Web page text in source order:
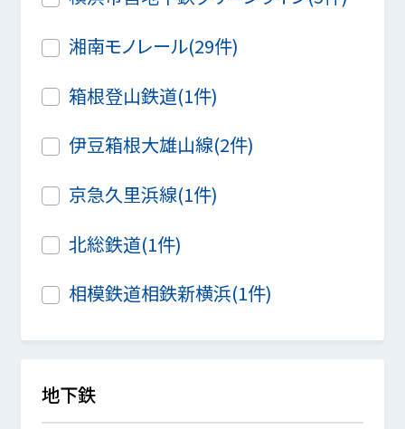
湘南モノレール(29件)
箱根登山鉄道(1件)
伊豆箱根大雄山線(2件)
京急久里浜線(1件)
北総鉄道(1件)
相模鉄道相鉄新横浜(1件)
地下鉄